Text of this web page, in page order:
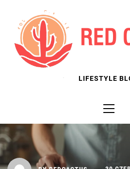
content
LIFESTYLE
Menu